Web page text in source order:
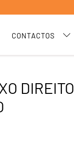
CONTACTOS
DIREITO